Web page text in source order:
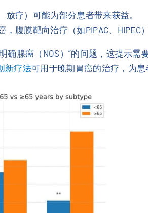
疗）可能为部分患者带来获益。
腹膜靶向治疗（如PIPAC、HIPEC
腺癌（NOS）”的问题，这提示
新疗法可用于晚期胃癌的治疗，为患